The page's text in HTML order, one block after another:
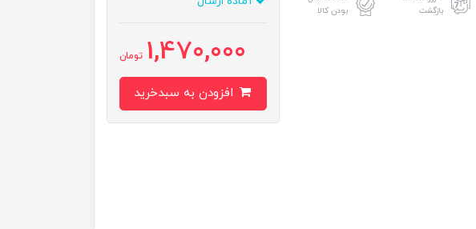
بازگشت
بودن کالا
1,470,000 تومان